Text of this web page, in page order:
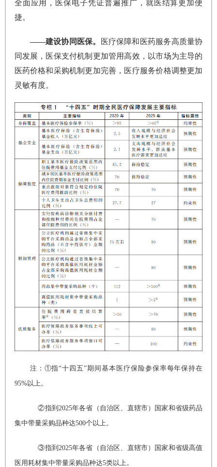
全面应用，医保电子凭证普遍推广，就医结算更加便
捷。
——建设协同医保。
医疗保障和医药服务高质量协
同发展，医保支付机制更加管用高效，以市场为主导的
医药价格和采购机制更加完善，医疗服务价格调整更加
灵敏有度。
注：①指“十四五”期间基本医疗保险参保率每年保持在
95%以上。
②指到2025年各省（自治区、直辖市）国家和省级药品
集中带量采购品种达500个以上。
③指到2025年各省（自治区、直辖市）国家和省级高值
医用耗材集中带量采购品种达5类以上。